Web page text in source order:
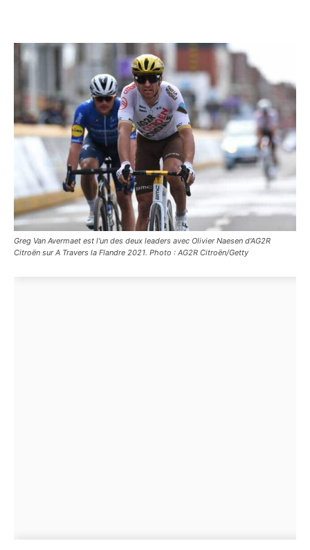
Greg Van Avermaet est l'un des deux leaders avec Olivier Naesen d'AG2R
Citroën sur A Travers la Flandre 2021. Photo : AG2R Citroën/Getty